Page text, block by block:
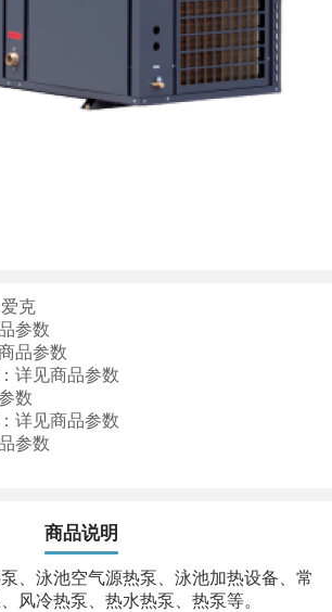
克
参数
品参数
详见商品参数
数
详见商品参数
参数
商品说明
、泳池空气源热泵、泳池加热设备、常
风冷热泵、热水热泵、热泵等。